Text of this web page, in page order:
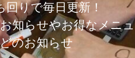
回りで毎日 更新 ！
お知らせやお得なメニュ
どのお知らせ